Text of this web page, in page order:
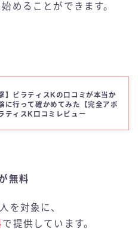
めることができます。
】ピラティスKの口コミが本当か
に行って確かめてみた【完全アポ
ティスK口コミレビュー
無料
を対象に、
で提供しています。